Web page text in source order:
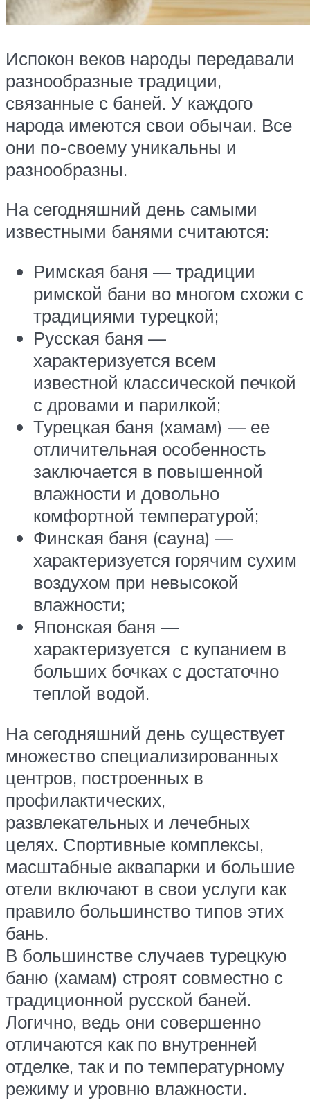
Испокон веков народы передавали
разнообразные традиции,
связанные с баней. У каждого
народа имеются свои обычаи. Все
они по-своему уникальны и
разнообразны.
На сегодняшний день самыми
известными банями считаются:
Римская баня — традиции
римской бани во многом схожи с
традициями турецкой;
Русская баня —
характеризуется всем
известной классической печкой
с дровами и парилкой;
Турецкая баня (хамам) — ее
отличительная особенность
заключается в повышенной
влажности и довольно
комфортной температурой;
Финская баня (сауна) —
характеризуется горячим сухим
воздухом при невысокой
влажности;
Японская баня —
характеризуется с купанием в
больших бочках с достаточно
теплой водой.
На сегодняшний день существует
множество специализированных
центров, построенных в
профилактических,
развлекательных и лечебных
целях. Спортивные комплексы,
масштабные аквапарки и большие
отели включают в свои услуги как
правило большинство типов этих
бань.
В большинстве случаев турецкую
баню (хамам) строят совместно с
традиционной русской баней.
Логично, ведь они совершенно
отличаются как по внутренней
отделке, так и по температурному
режиму и уровню влажности.